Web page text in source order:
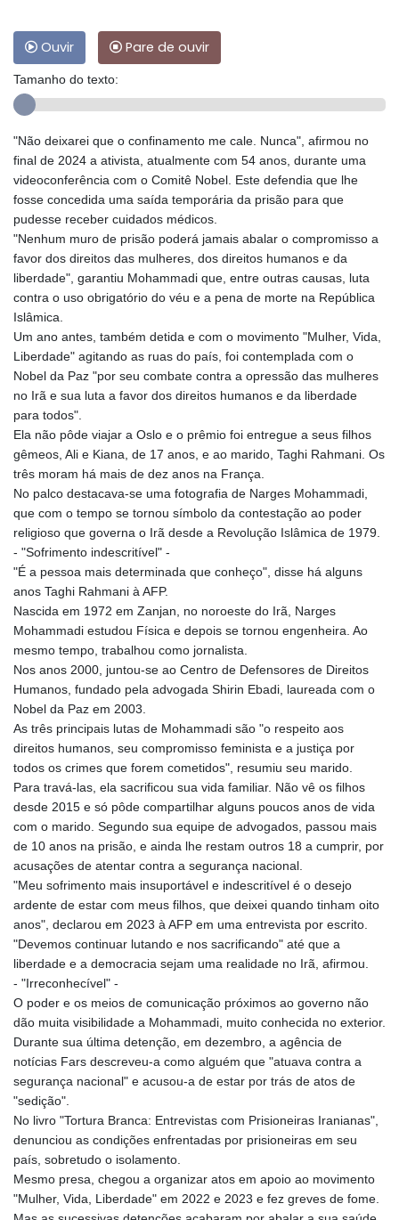
Ouvir Pare de ouvir
Tamanho do texto:
"Não deixarei que o confinamento me cale. Nunca", afirmou no
final de 2024 a ativista, atualmente com 54 anos, durante uma
videoconferência com o Comitê Nobel. Este defendia que lhe
fosse concedida uma saída temporária da prisão para que
pudesse receber cuidados médicos.
"Nenhum muro de prisão poderá jamais abalar o compromisso a
favor dos direitos das mulheres, dos direitos humanos e da
liberdade", garantiu Mohammadi que, entre outras causas, luta
contra o uso obrigatório do véu e a pena de morte na República
Islâmica.
Um ano antes, também detida e com o movimento "Mulher, Vida,
Liberdade" agitando as ruas do país, foi contemplada com o
Nobel da Paz "por seu combate contra a opressão das mulheres
no Irã e sua luta a favor dos direitos humanos e da liberdade
para todos".
Ela não pôde viajar a Oslo e o prêmio foi entregue a seus filhos
gêmeos, Ali e Kiana, de 17 anos, e ao marido, Taghi Rahmani. Os
três moram há mais de dez anos na França.
No palco destacava-se uma fotografia de Narges Mohammadi,
que com o tempo se tornou símbolo da contestação ao poder
religioso que governa o Irã desde a Revolução Islâmica de 1979.
- "Sofrimento indescritível" -
"É a pessoa mais determinada que conheço", disse há alguns
anos Taghi Rahmani à AFP.
Nascida em 1972 em Zanjan, no noroeste do Irã, Narges
Mohammadi estudou Física e depois se tornou engenheira. Ao
mesmo tempo, trabalhou como jornalista.
Nos anos 2000, juntou-se ao Centro de Defensores de Direitos
Humanos, fundado pela advogada Shirin Ebadi, laureada com o
Nobel da Paz em 2003.
As três principais lutas de Mohammadi são "o respeito aos
direitos humanos, seu compromisso feminista e a justiça por
todos os crimes que forem cometidos", resumiu seu marido.
Para travá-las, ela sacrificou sua vida familiar. Não vê os filhos
desde 2015 e só pôde compartilhar alguns poucos anos de vida
com o marido. Segundo sua equipe de advogados, passou mais
de 10 anos na prisão, e ainda lhe restam outros 18 a cumprir, por
acusações de atentar contra a segurança nacional.
"Meu sofrimento mais insuportável e indescritível é o desejo
ardente de estar com meus filhos, que deixei quando tinham oito
anos", declarou em 2023 à AFP em uma entrevista por escrito.
"Devemos continuar lutando e nos sacrificando" até que a
liberdade e a democracia sejam uma realidade no Irã, afirmou.
- "Irreconhecível" -
O poder e os meios de comunicação próximos ao governo não
dão muita visibilidade a Mohammadi, muito conhecida no exterior.
Durante sua última detenção, em dezembro, a agência de
notícias Fars descreveu-a como alguém que "atuava contra a
segurança nacional" e acusou-a de estar por trás de atos de
"sedição".
No livro "Tortura Branca: Entrevistas com Prisioneiras Iranianas",
denunciou as condições enfrentadas por prisioneiras em seu
país, sobretudo o isolamento.
Mesmo presa, chegou a organizar atos em apoio ao movimento
"Mulher, Vida, Liberdade" em 2022 e 2023 e fez greves de fome.